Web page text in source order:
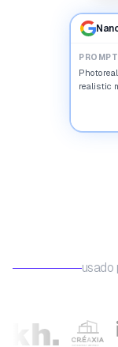
PROMPT
realistic
usado